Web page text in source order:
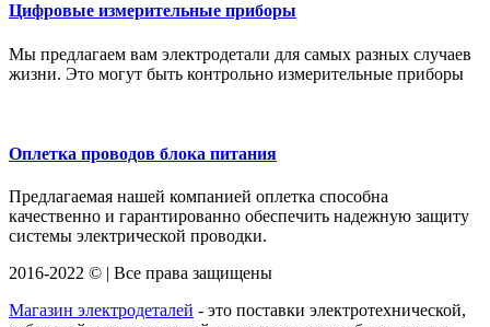
Цифровые измерительные приборы
Мы предлагаем вам электродетали для самых разных случаев
жизни. Это могут быть контрольно измерительные приборы
Оплетка проводов блока питания
Предлагаемая нашей компанией оплетка способна
качественно и гарантированно обеспечить надежную защиту
системы электрической проводки.
2016-2022 © | Все права защищены
Магазин электродеталей - это поставки электротехнической,